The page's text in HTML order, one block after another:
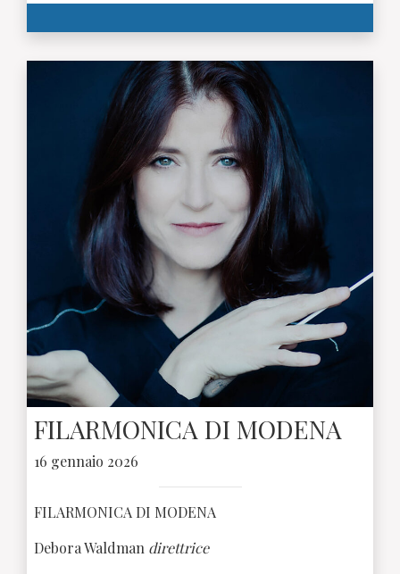
FILARMONICA DI MODENA
16 gennaio 2026
FILARMONICA DI MODENA
Debora Waldman direttrice